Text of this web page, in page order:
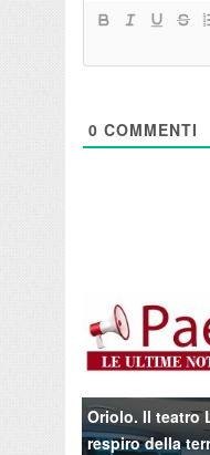
0 COMMENTI
Oriolo. Il teatro
respiro della